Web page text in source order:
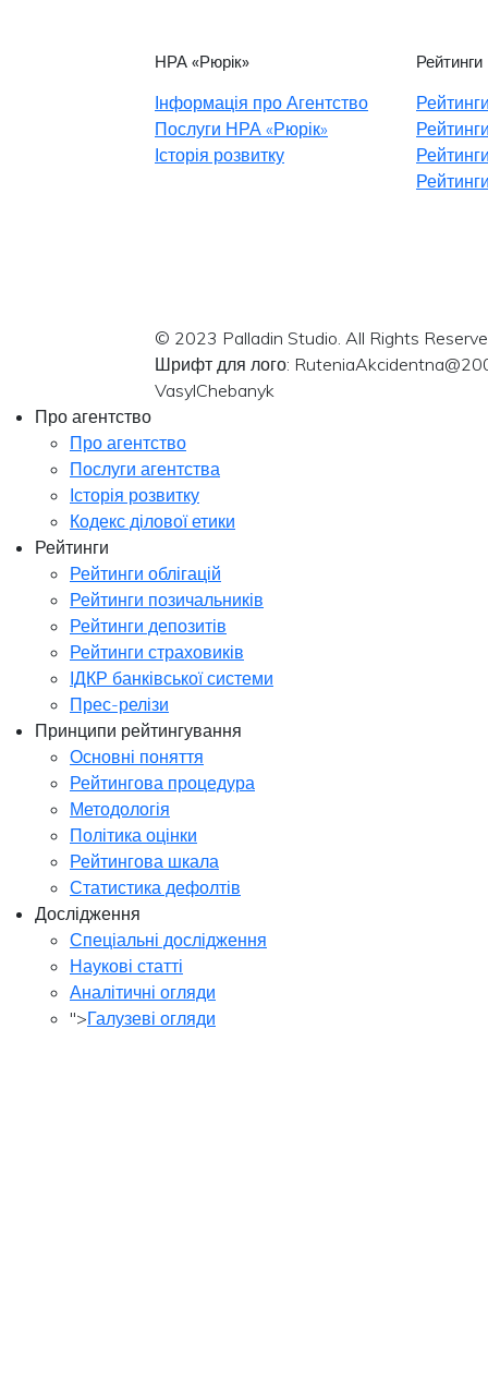
НРА «Рюрік»
Інформація про Агентство
Послуги НРА «Рюрік»
Історія розвитку
Рейтинги
© 2023 Palladin Studio. All Rights
Шрифт для лого:
VasylChebanyk
Про агентство
Про агентство
Послуги агентства
Історія розвитку
Кодекс ділової етики
Рейтинги
Рейтинги облігацій
Рейтинги позичальників
Рейтинги депозитів
Рейтинги страховиків
ІДКР банківської системи
Прес-релізи
Принципи рейтингування
Основні поняття
Рейтингова процедура
Методологія
Політика оцінки
Рейтингова шкала
Статистика дефолтів
Дослідження
Спеціальні дослідження
Наукові статті
Аналітичні огляди
">Галузеві огляди